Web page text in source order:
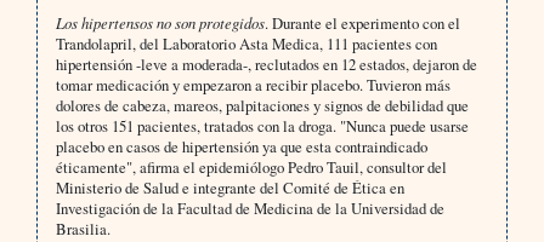
Los hipertensos no son protegidos. Durante el experimento con el
Trandolapril, del Laboratorio Asta Medica, 111 pacientes con
hipertensión -leve a moderada-, reclutados en 12 estados, dejaron de
tomar medicación y empezaron a recibir placebo. Tuvieron más
dolores de cabeza, mareos, palpitaciones y signos de debilidad que
los otros 151 pacientes, tratados con la droga. "Nunca puede usarse
placebo en casos de hipertensión ya que esta contraindicado
éticamente", afirma el epidemiólogo Pedro Tauil, consultor del
Ministerio de Salud e integrante del Comité de Ética en
Investigación de la Facultad de Medicina de la Universidad de
Brasilia.